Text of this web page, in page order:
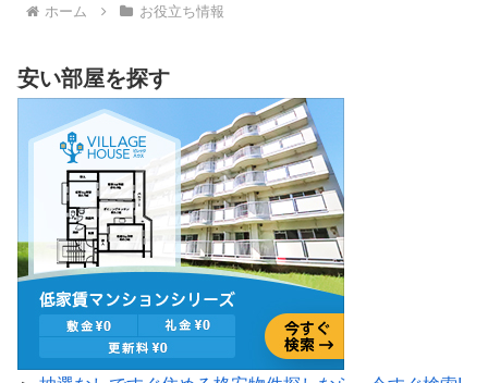
ホーム お役立ち情報
安い部屋を探す